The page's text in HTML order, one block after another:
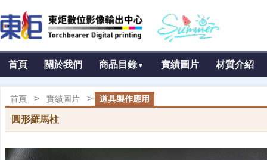
首頁 關於我們 商品目錄▼ 實績圖片 材質介紹
首頁 > 實績圖片 > 道具製作應用
圓形羅馬柱